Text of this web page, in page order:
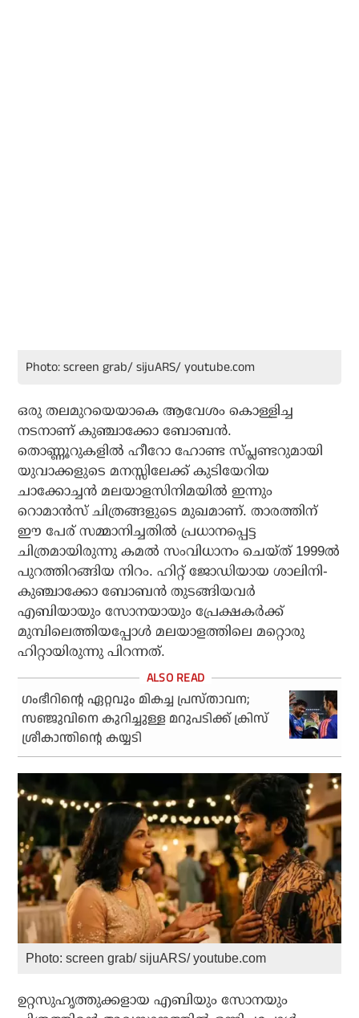
Photo: screen grab/ sijuARS/ youtube.com
ഒരു തലമുറയെയാകെ ആവേശം കൊള്ളിച്ച
നടനാണ് കുഞ്ചാക്കോ ബോബന്‍.
തൊണ്ണൂറുകളില്‍ ഹീറോ ഹോണ്ട സ്പ്ലണ്ടറുമായി
യുവാക്കളുടെ മനസ്സിലേക്ക് കുടിയേറിയ
ചാക്കോച്ചന്‍ മലയാളസിനിമയില്‍ ഇന്നും
റൊമാന്‍സ് ചിത്രങ്ങളുടെ മുഖമാണ്. താരത്തിന്
ഈ പേര് സമ്മാനിച്ചതില്‍ പ്രധാനപ്പെട്ട
ചിത്രമായിരുന്നു കമല്‍ സംവിധാനം ചെയ്ത് 1999ല്‍
പുറത്തിറങ്ങിയ നിറം. ഹിറ്റ് ജോഡിയായ ശാലിനി-
കുഞ്ചാക്കോ ബോബന്‍ തുടങ്ങിയവര്‍
എബിയായും സോനയായും പ്രേക്ഷകര്‍ക്ക്
മുമ്പിലെത്തിയപ്പോള്‍ മലയാളത്തിലെ മറ്റൊരു
ഹിറ്റായിരുന്നു പിറന്നത്.
ഗംഭീറിന്റെ ഏറ്റവും മികച്ച പ്രസ്താവന;
സഞ്ജുവിനെ കുറിച്ചുള്ള മറുപടിക്ക് ക്രിസ്
ശ്രീകാന്തിന്റെ കയ്യടി
Photo: screen grab/ sijuARS/ youtube.com
ഉറ്റസുഹൃത്തുക്കളായ എബിയും സോനയും